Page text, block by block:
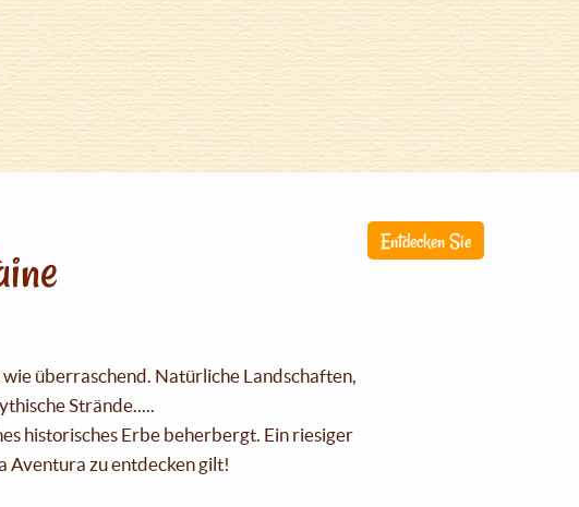
Entdecken Sie
überraschend. Natürliche Landschaften,
Strände.....
historisches Erbe beherbergt. Ein riesiger
Aventura zu entdecken gilt!